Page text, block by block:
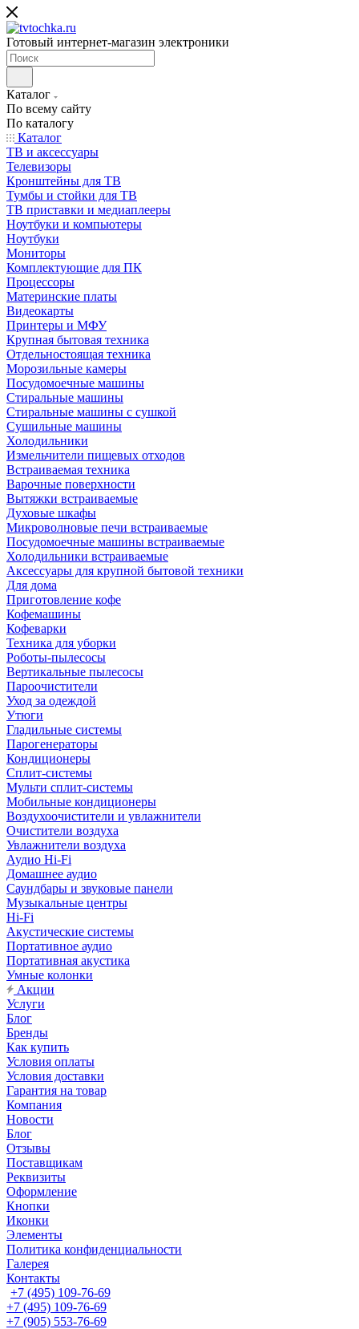
Готовый интернет-магазин электроники
Каталог
По всему сайту
По каталогу
Каталог
ТВ и аксессуары
Телевизоры
Кронштейны для ТВ
Тумбы и стойки для ТВ
ТВ приставки и медиаплееры
Ноутбуки и компьютеры
Ноутбуки
Мониторы
Комплектующие для ПК
Процессоры
Материнские платы
Видеокарты
Принтеры и МФУ
Крупная бытовая техника
Отдельностоящая техника
Морозильные камеры
Посудомоечные машины
Стиральные машины
Стиральные машины с сушкой
Сушильные машины
Холодильники
Измельчители пищевых отходов
Встраиваемая техника
Варочные поверхности
Вытяжки встраиваемые
Духовые шкафы
Микроволновые печи встраиваемые
Посудомоечные машины встраиваемые
Холодильники встраиваемые
Аксессуары для крупной бытовой техники
Для дома
Приготовление кофе
Кофемашины
Кофеварки
Техника для уборки
Роботы-пылесосы
Вертикальные пылесосы
Пароочистители
Уход за одеждой
Утюги
Гладильные системы
Парогенераторы
Кондиционеры
Сплит-системы
Мульти сплит-системы
Мобильные кондиционеры
Воздухоочистители и увлажнители
Очистители воздуха
Увлажнители воздуха
Аудио Hi-Fi
Домашнее аудио
Саундбары и звуковые панели
Музыкальные центры
Hi-Fi
Акустические системы
Портативное аудио
Портативная акустика
Умные колонки
Акции
Услуги
Блог
Бренды
Как купить
Условия оплаты
Условия доставки
Гарантия на товар
Компания
Новости
Блог
Отзывы
Поставщикам
Реквизиты
Оформление
Кнопки
Иконки
Элементы
Политика конфиденциальности
Галерея
Контакты
+7 (495) 109-76-69
+7 (495) 109-76-69
+7 (905) 553-76-69